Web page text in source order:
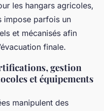
les hangars agricoles,
impose parfois un
et mécanisés afin
finale.
gestion
et équipements
manipulent des